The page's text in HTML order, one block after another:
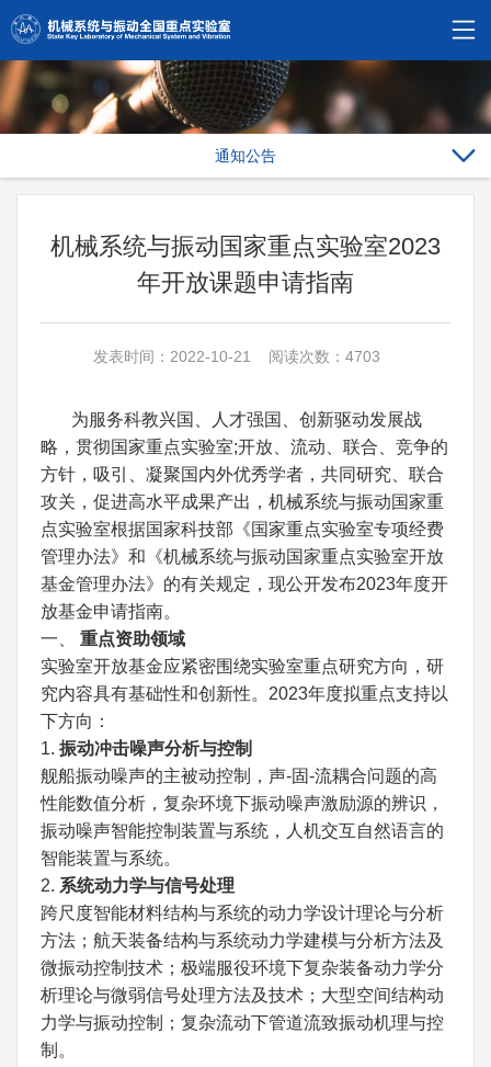
通知公告
机械系统与振动国家重点实验室2023
年开放课题申请指南
发表时间：2022-10-21 阅读次数：4703
为服务科教兴国、人才强国、创新驱动发展战
略，贯彻国家重点实验室;开放、流动、联合、竞争的
方针，吸引、凝聚国内外优秀学者，共同研究、联合
攻关，促进高水平成果产出，机械系统与振动国家重
点实验室根据国家科技部《国家重点实验室专项经费
管理办法》和《机械系统与振动国家重点实验室开放
基金管理办法》的有关规定，现公开发布2023年度开
放基金申请指南。
一、 重点资助领域
实验室开放基金应紧密围绕实验室重点研究方向，研
究内容具有基础性和创新性。2023年度拟重点支持以
下方向：
1. 振动冲击噪声分析与控制
舰船振动噪声的主被动控制，声-固-流耦合问题的高
性能数值分析，复杂环境下振动噪声激励源的辨识，
振动噪声智能控制装置与系统，人机交互自然语言的
智能装置与系统。
2. 系统动力学与信号处理
跨尺度智能材料结构与系统的动力学设计理论与分析
方法；航天装备结构与系统动力学建模与分析方法及
微振动控制技术；极端服役环境下复杂装备动力学分
析理论与微弱信号处理方法及技术；大型空间结构动
力学与振动控制；复杂流动下管道流致振动机理与控
制。